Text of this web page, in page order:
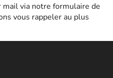
mail via notre formulaire de
vous rappeler au plus